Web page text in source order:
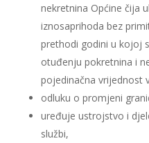
nekretnina Općine čija
iznosaprihoda bez
prethodi godini u kojoj
otuđenju pokretnina i
pojedinačna vrijednost
odluku o promjeni
uređuje ustrojstvo i
službi,